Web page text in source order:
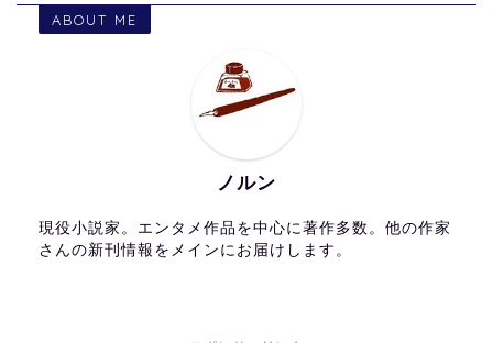
ABOUT ME
ノルン
現役小説家。エンタメ作品を中心に著作多数。他の作家
さんの新刊情報をメインにお届けします。